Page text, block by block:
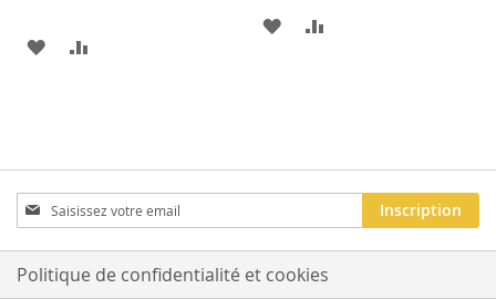
AJOUTER
D'ACHATS
AJOUTER
Inscription
à
notre
newsletter
Inscription
Politique de confidentialité et cookies